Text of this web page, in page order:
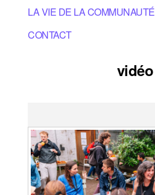
LA VIE DE LA COMMUNAUTÉ
CONTACT
vidéo